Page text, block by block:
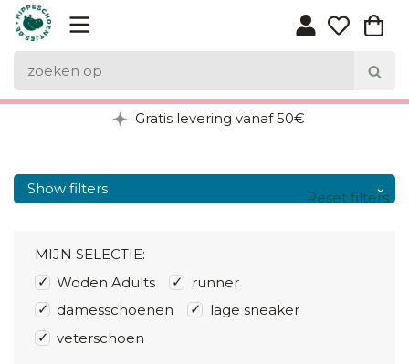
Gratis levering vanaf 50€
Show filters
MIJN SELECTIE:
Woden Adults
runner
damesschoenen
lage sneaker
veterschoen
Reset filters